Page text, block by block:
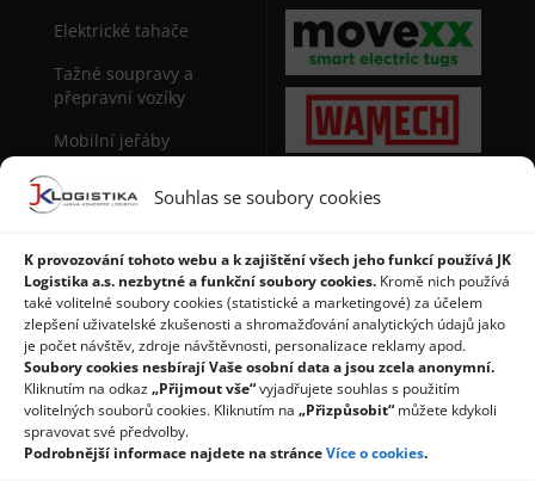
Souhlas se soubory cookies
K provozování tohoto webu a k zajištění všech jeho funkcí používá JK
Logistika a.s. nezbytné a funkční soubory cookies. Kromě nich používá
také volitelné soubory cookies (statistické a marketingové) za účelem
zlepšení uživatelské zkušenosti a shromažďování analytických údajů jako
je počet návštěv, zdroje návštěvnosti, personalizace reklamy apod.
Soubory cookies nesbírají Vaše osobní data a jsou zcela anonymní.
Kliknutím na odkaz„Přijmout vše“vyjadřujete souhlas s použitím
volitelných souborů cookies. Kliknutím na „Přizpůsobit“ můžete kdykoli
spravovat své předvolby.
Podrobnější informace najdete na stránceVíce o cookies.
Elektrické tahače
Tažné soupravy a
přepravní vozíky
Mobilní jeřáby
Sudová manipulační
technika
Stohovače palet
Regály a použité regály